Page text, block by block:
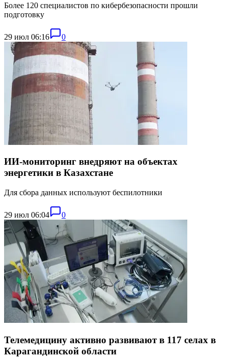
Более 120 специалистов по кибербезопасности прошли
подготовку
29 июл 06:16 0
ИИ-мониторинг внедряют на объектах
энергетики в Казахстане
Для сбора данных используют беспилотники
29 июл 06:04 0
Телемедицину активно развивают в 117 селах в
Карагандинской области